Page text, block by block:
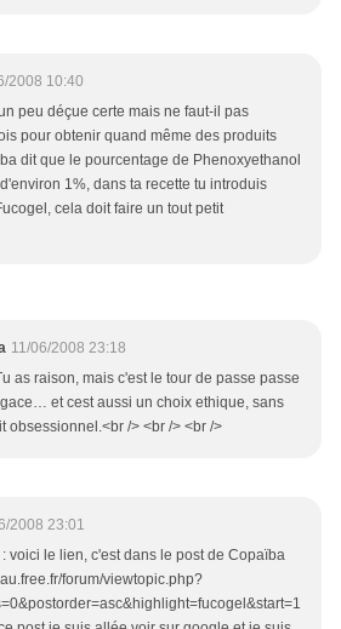
2008 10:40
peu déçue certe mais ne faut-il pas
pour obtenir quand même des produits
dit que le pourcentage de Phenoxyethanol
1%, dans ta recette tu introduis
cela doit faire un tout petit
11/06/2008 23:18
as raison, mais c'est le tour de passe passe
et cest aussi un choix ethique, sans
obsessionnel.<br /> <br /> <br />
2008 23:01
voici le lien, c'est dans le post de Copaïba
forum/viewtopic.php?